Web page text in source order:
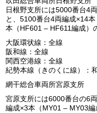
日根野支所には5000番台4
と、5100番台4両編成×14
本（HF601 – HF611編成）
大阪環状線：全線
阪和線：全線
関西空港線：全線
紀勢本線（きのくに線）：
網干総合車両所宮原支所
宮原支所には6000番台の6
編成×3本（MY01 – MY03編